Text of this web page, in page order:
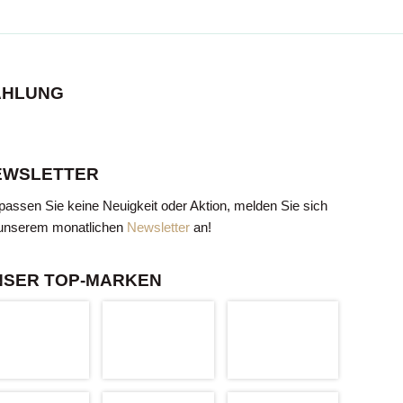
Sie keine Neuigkeit oder Aktion, melden Sie sich
monatlichen Newsletter an!
TOP-MARKEN